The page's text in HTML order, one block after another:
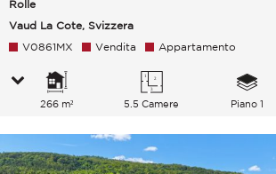
Rolle
Vaud La Cote, Svizzera
V0861MX Vendita Appartamento
266 m² 5.5 Camere Piano 1